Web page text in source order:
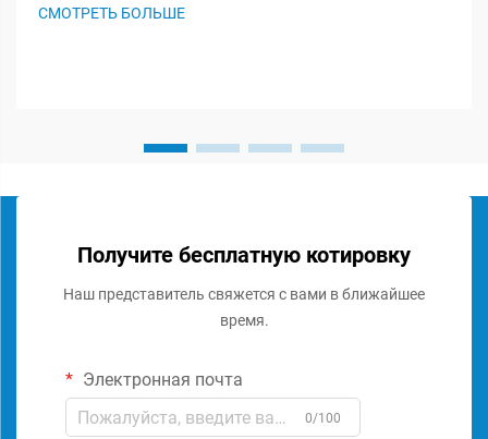
обеспечении оптимальной работы аудиосистемы. Эти
СМОТРЕТЬ БОЛЬШЕ
Получите бесплатную котировку
Наш представитель свяжется с вами в ближайшее
время.
Электронная почта
0/100